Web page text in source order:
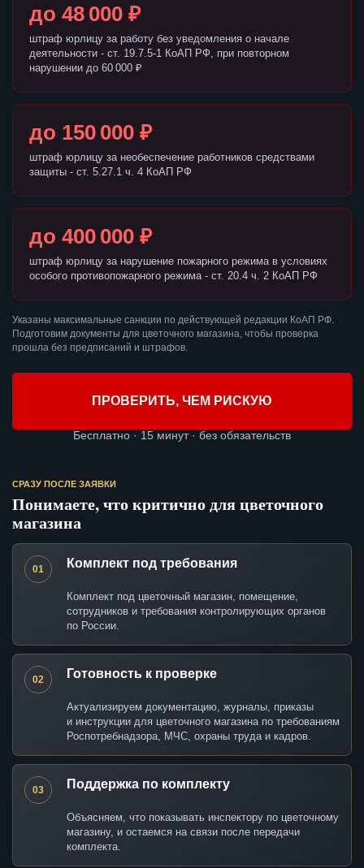
до 48 000 ₽
штраф юрлицу за работу без уведомления о начале
деятельности - ст. 19.7.5-1 КоАП РФ, при повторном
нарушении до 60 000 ₽
до 150 000 ₽
штраф юрлицу за необеспечение работников средствами
защиты - ст. 5.27.1 ч. 4 КоАП РФ
до 400 000 ₽
штраф юрлицу за нарушение пожарного режима в условиях
особого противопожарного режима - ст. 20.4 ч. 2 КоАП РФ
Указаны максимальные санкции по действующей редакции КоАП РФ.
Подготовим документы для цветочного магазина, чтобы проверка
прошла без предписаний и штрафов.
ПРОВЕРИТЬ, ЧЕМ РИСКУЮ
Бесплатно · 15 минут · без обязательств
СРАЗУ ПОСЛЕ ЗАЯВКИ
Понимаете, что критично для цветочного
магазина
01 Комплект под требования
Комплект под цветочный магазин, помещение,
сотрудников и требования контролирующих органов
по России.
02 Готовность к проверке
Актуализируем документацию, журналы, приказы
и инструкции для цветочного магазина по требованиям
Роспотребнадзора, МЧС, охраны труда и кадров.
03 Поддержка по комплекту
Объясняем, что показывать инспектору по цветочному
магазину, и остаемся на связи после передачи
комплекта.